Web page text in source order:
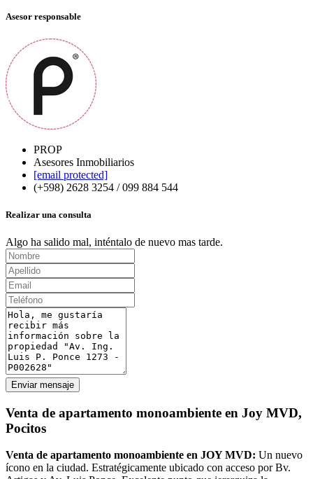
Asesor responsable
PROP
Asesores Inmobiliarios
[email protected]
(+598) 2628 3254 / 099 884 544
Realizar una consulta
Algo ha salido mal, inténtalo de nuevo mas tarde.
Enviar mensaje
Venta de apartamento monoambiente en Joy MVD,
Pocitos
Venta de apartamento monoambiente en JOY MVD: Un nuevo
ícono en la ciudad. Estratégicamente ubicado con acceso por Bv.